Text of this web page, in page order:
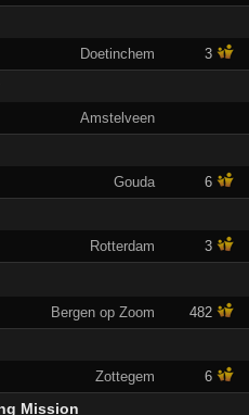
Doetinchem 3
Amstelveen
Gouda 6
Rotterdam 3
Bergen op Zoom 482
Zottegem 6
Mission